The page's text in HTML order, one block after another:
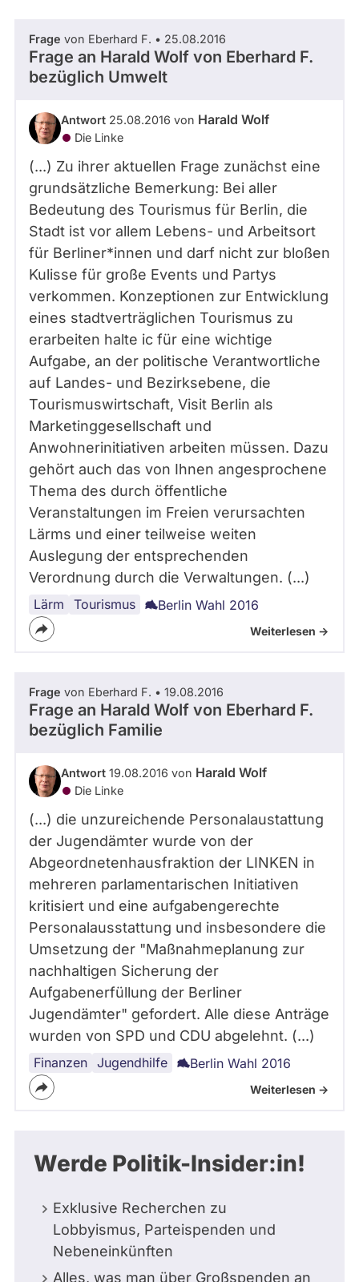
Frage von Eberhard F. • 25.08.2016
Frage an Harald Wolf von Eberhard F.
bezüglich Umwelt
Antwort 25.08.2016 von Harald Wolf
Die Linke
(...) Zu ihrer aktuellen Frage zunächst eine
grundsätzliche Bemerkung: Bei aller
Bedeutung des Tourismus für Berlin, die
Stadt ist vor allem Lebens- und Arbeitsort
für Berliner*innen und darf nicht zur bloßen
Kulisse für große Events und Partys
verkommen. Konzeptionen zur Entwicklung
eines stadtverträglichen Tourismus zu
erarbeiten halte ic für eine wichtige
Aufgabe, an der politische Verantwortliche
auf Landes- und Bezirksebene, die
Tourismuswirtschaft, Visit Berlin als
Marketinggesellschaft und
Anwohnerinitiativen arbeiten müssen. Dazu
gehört auch das von Ihnen angesprochene
Thema des durch öffentliche
Veranstaltungen im Freien verursachten
Lärms und einer teilweise weiten
Auslegung der entsprechenden
Verordnung durch die Verwaltungen. (...)
Lärm Tourismus
Stadtentwicklung
Umwelt
Berlin Berlin Wahl 2016
Weiterlesen ->
Frage von Eberhard F. • 19.08.2016
Frage an Harald Wolf von Eberhard F.
bezüglich Familie
Antwort 19.08.2016 von Harald Wolf
Die Linke
(...) die unzureichende Personalaustattung
der Jugendämter wurde von der
Abgeordnetenhausfraktion der LINKEN in
mehreren parlamentarischen Initiativen
kritisiert und eine aufgabengerechte
Personalausstattung und insbesondere die
Umsetzung der "Maßnahmeplanung zur
nachhaltigen Sicherung der
Aufgabenerfüllung der Berliner
Jugendämter" gefordert. Alle diese Anträge
wurden von SPD und CDU abgelehnt. (...)
Finanzen Jugendhilfe
Jugend
Sozialpolitik Berlin Wahl 2016
Weiterlesen ->
Werde Politik-Insider:in!
Exklusive Recherchen zu
Lobbyismus, Parteispenden und
Nebeneinkünften
Alles, was man über Großspenden an